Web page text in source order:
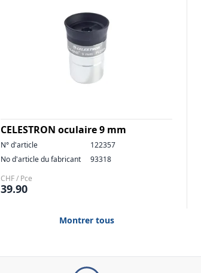
CELESTRON oculaire 9 mm
N° d'article
122357
No d'article du fabricant
93318
CHF / Pce
39.90
Montrer tous